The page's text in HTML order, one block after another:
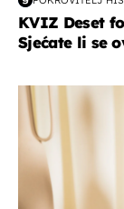
KVIZ Deset
Sjećate li se
moda & ljepota